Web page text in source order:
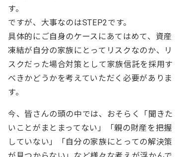
す。
ですが、大事なのはSTEP2です。
具体的にご自身のケースにあてはめて、資産
凍結が自分の家族にとってリスクなのか、リ
スクだった場合対策として家族信託を採用す
べきかどうかを考えていただく必要がありま
す。
今、皆さんの頭の中では、おそらく「聞きた
いことがまとまってない」「親の財産を把握
していない」「自分の家族にとっての解決策